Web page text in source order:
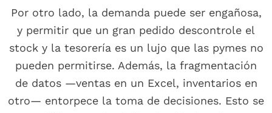
Por otro lado, la demanda puede ser engañosa,
y permitir que un gran pedido descontrole el
stock y la tesorería es un lujo que las pymes no
pueden permitirse. Además, la fragmentación
de datos —ventas en un Excel, inventarios en
otro— entorpece la toma de decisiones. Esto se